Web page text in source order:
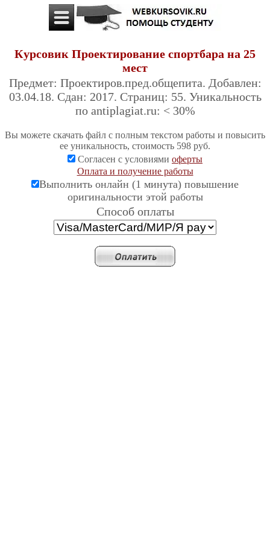
Курсовик Проектирование спортбара на 25
мест
Предмет: Проектиров.пред.общепита. Добавлен:
03.04.18. Сдан: 2017. Страниц: 55. Уникальность
по antiplagiat.ru: < 30%
Вы можете скачать файл с полным текстом работы и повысить
ее уникальность, стоимость 598 руб.
Согласен с условиями оферты
Оплата и получение работы
Выполнить онлайн (1 минута) повышение
оригинальности этой работы
Cпособ оплаты